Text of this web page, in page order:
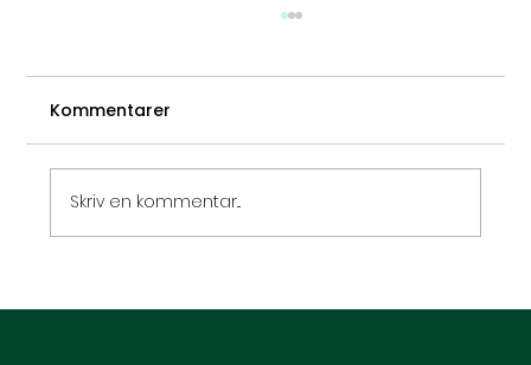
Kommentarer
Skriv en kommentar...